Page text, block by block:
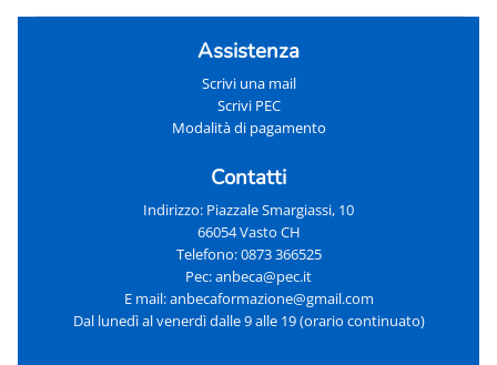
Assistenza
Scrivi una mail
Scrivi PEC
Modalità di pagamento
Contatti
Indirizzo: Piazzale Smargiassi, 10
66054 Vasto CH
Telefono: 0873 366525
Pec: anbeca@pec.it
E mail: anbecaformazione@gmail.com
Dal lunedì al venerdì dalle 9 alle 19 (orario continuato)